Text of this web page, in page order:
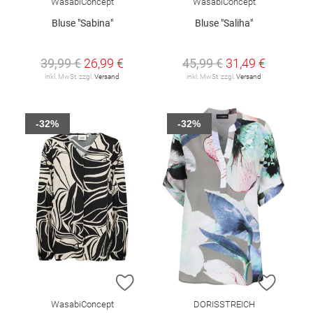
Bluse "Sabina"
39,99 € 26,99 €
inkl. MwSt. zzgl. Versand
Bluse "Saliha"
45,99 € 31,49 €
inkl. MwSt. zzgl. Versand
ZUR WUNSCHLISTE HINZUFÜGEN
WasabiConcept
-32%
ZUR
DORISSTREICH
-32%